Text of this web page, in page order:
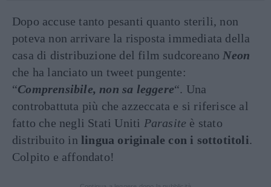
Dopo accuse tanto pesanti quanto sterili, non
poteva non arrivare la risposta immediata della
casa di distribuzione del film sudcoreano Neon
che ha lanciato un tweet pungente:
“Comprensibile, non sa leggere“. Una
controbattuta più che azzeccata e si riferisce al
fatto che negli Stati Uniti Parasite è stato
distribuito in lingua originale con i sottotitoli.
Colpito e affondato!